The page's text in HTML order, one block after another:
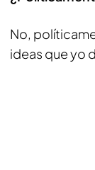
No,
ideas que yo